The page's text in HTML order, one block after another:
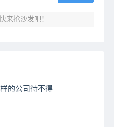
来抢沙发吧！
的公司待不得